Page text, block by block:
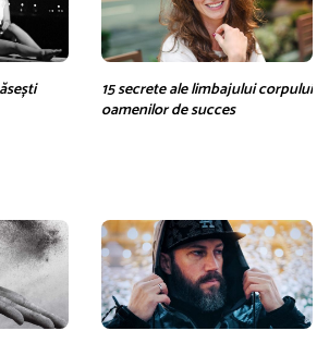
15 secrete ale limbajului corpului
oamenilor de succes